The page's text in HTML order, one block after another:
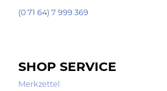
(0 71 64) 7 999 369
SHOP SERVICE
Merkzettel